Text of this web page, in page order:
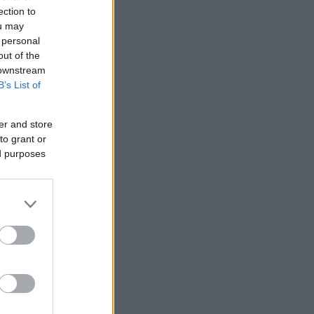
to
may
of the
List of
and store
grant or
purposes